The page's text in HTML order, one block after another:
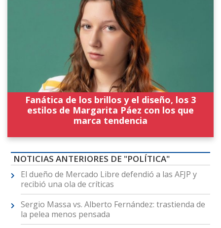
Fanática de los brillos y el diseño, los 3
estilos de Margarita Páez con los que
marca tendencia
NOTICIAS ANTERIORES DE "POLÍTICA"
El dueño de Mercado Libre defendió a las AFJP y
recibió una ola de críticas
Sergio Massa vs. Alberto Fernández: trastienda de
la pelea menos pensada